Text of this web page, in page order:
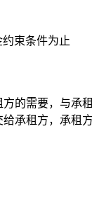
束条件为止
方的需要，与承
承租方，承租